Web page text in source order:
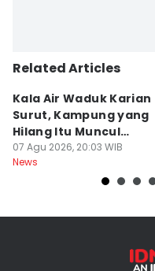
Related Articles
Kala Air Waduk Karian
Surut, Kampung yang
Hilang Itu Muncul
Kembali
07 Agu 2026, 20:03 WIB
News